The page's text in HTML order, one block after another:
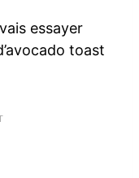
essayer
toast